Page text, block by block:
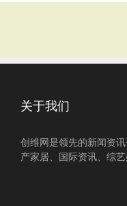
关于我们
创维网是领先的新闻资
产家居、国际资讯、综